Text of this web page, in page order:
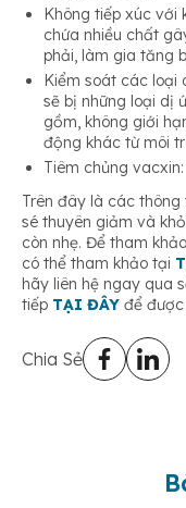
Không tiếp xúc với
chứa nhiều chất
phải, làm gia tăng
Kiểm soát các loại
sẽ bị những loại dị
gồm, không giới
động khác từ môi
Tiêm chủng
Trên đây là các thông
sé thuyên giảm và
còn nhẹ. Để tham
có thể tham khảo tại
hãy liên hệ ngay qua
tiếp TẠI ĐÂY để
Chia Sẻ